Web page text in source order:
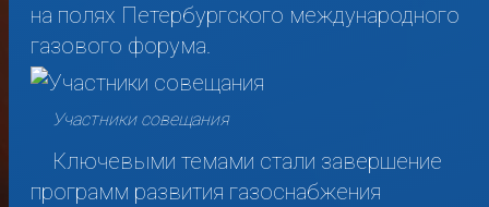
на полях Петербургского международного
газового форума.
Участники совещания
Ключевыми темами стали завершение
программ развития газоснабжения